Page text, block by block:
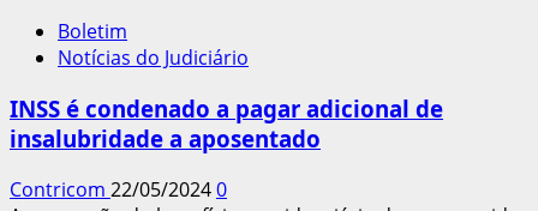
de
violações
envolvendo
enchentes
Boletim
Notícias do Judiciário
INSS é condenado a pagar adicional de
insalubridade a aposentado
Contricom 22/05/20240